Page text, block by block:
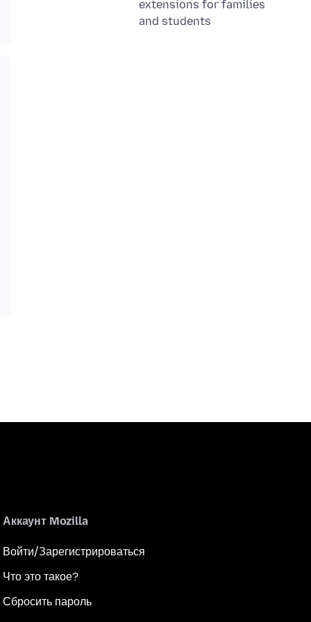
extensions for families
and students
Аккаунт Mozilla
Войти/Зарегистрироваться
Что это такое?
Сбросить пароль